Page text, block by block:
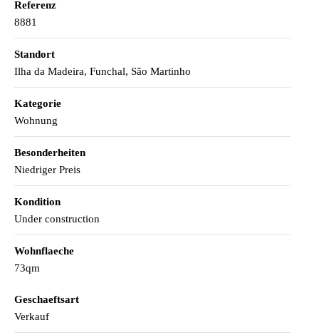
Referenz
8881
Standort
Ilha da Madeira, Funchal, São Martinho
Kategorie
Wohnung
Besonderheiten
Niedriger Preis
Kondition
Under construction
Wohnflaeche
73qm
Geschaeftsart
Verkauf